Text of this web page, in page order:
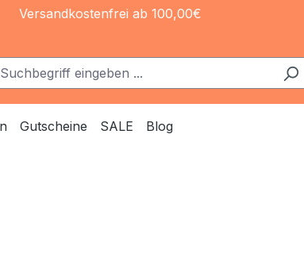
Versandkostenfrei ab 100,00€
Gutscheine SALE Blog